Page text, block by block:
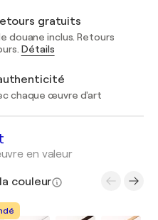
gratuits
douane inclus. Retours
Détails
chaque œuvre d'art
en valeur
couleur